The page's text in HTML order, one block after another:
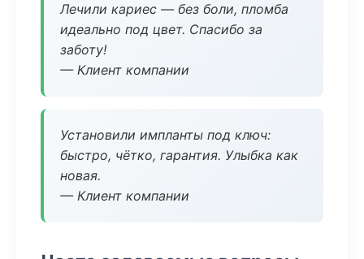
Лечили кариес — без боли, пломба
идеально под цвет. Спасибо за
заботу!
— Клиент компании
Установили импланты под ключ:
быстро, чётко, гарантия. Улыбка как
новая.
— Клиент компании